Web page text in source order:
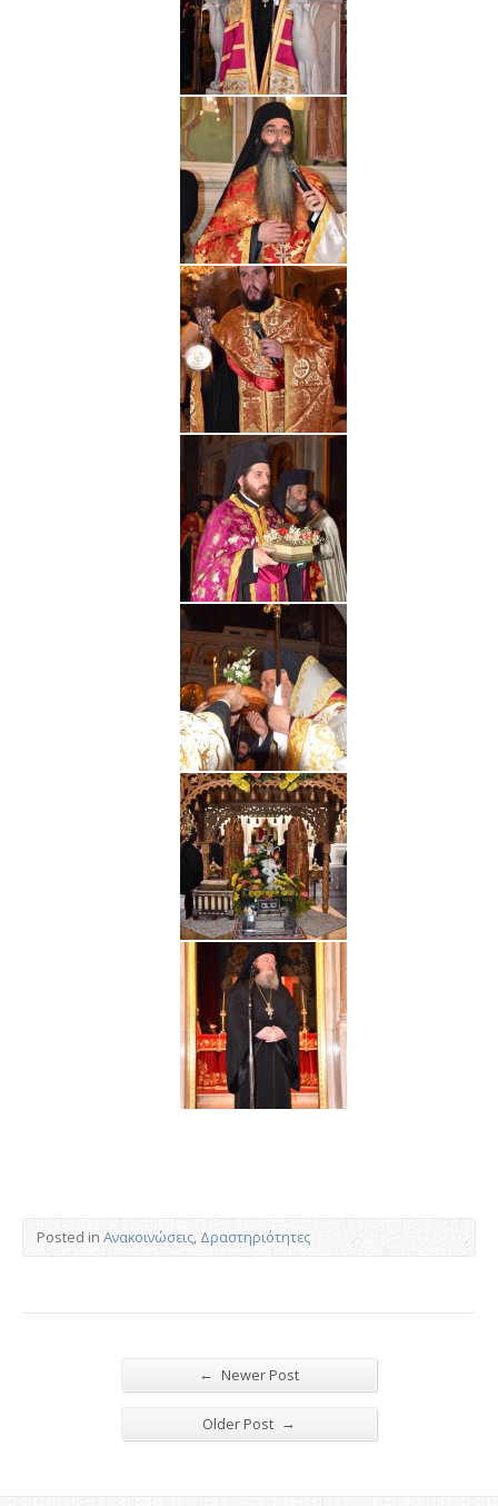
Posted in Ανακοινώσεις,Δραστηριότητες
← Newer Post
Older Post →